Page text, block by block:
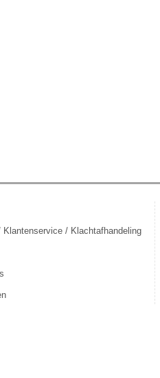
Klantenservice / Klachtafhandeling